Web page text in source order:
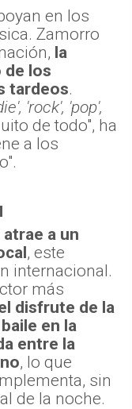
en los
Zamorro
la
de los
tardeos.
'rock', 'pop',
de todo", ha
a los
atrae a un
, este
internacional.
más
disfrute de la
en la
entre la
, lo que
sin
de la noche.